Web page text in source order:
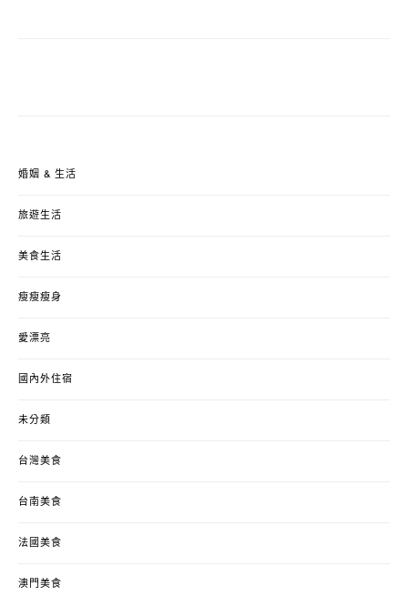
婚姻 & 生活
旅遊生活
美食生活
瘦瘦瘦身
愛漂亮
國內外住宿
未分類
台灣美食
台南美食
法國美食
澳門美食